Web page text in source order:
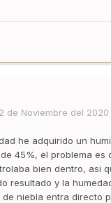
2 de Noviembre del 2020
he adquirido un
45%, el problema es
bien dentro, asi
resultado y la
de niebla entra directo